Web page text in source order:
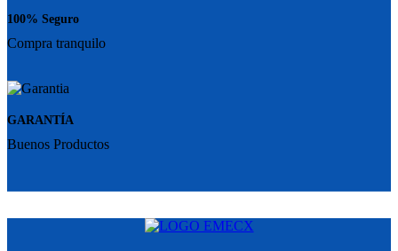
100% Seguro
Compra tranquilo
GARANTÍA
Buenos Productos